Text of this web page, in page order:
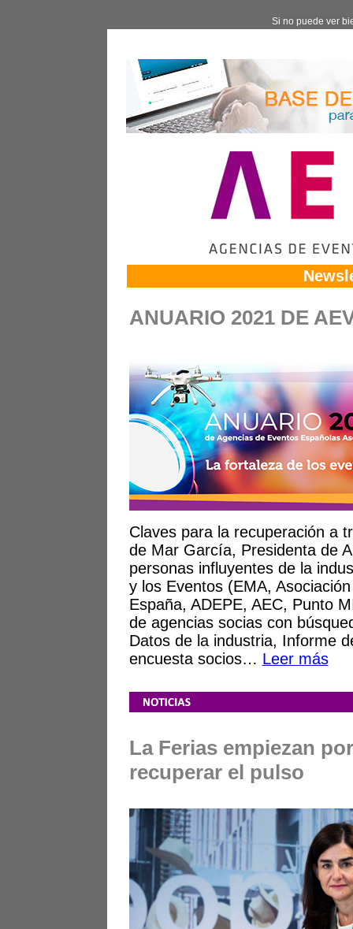
Si no puede ver
ANUARIO 2021 DE
Claves para la recuperación a
de Mar García, Presidenta de
personas influyentes de la
y los Eventos (EMA,
España, ADEPE, AEC, Punto
de agencias socias con
Datos de la industria, Informe
encuesta socios… Leer más
La Ferias empiezan
recuperar el pulso